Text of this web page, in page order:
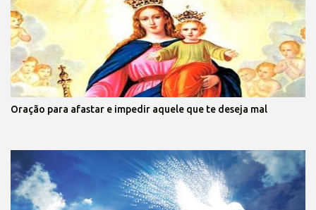
Oração para afastar e impedir aquele que te deseja mal